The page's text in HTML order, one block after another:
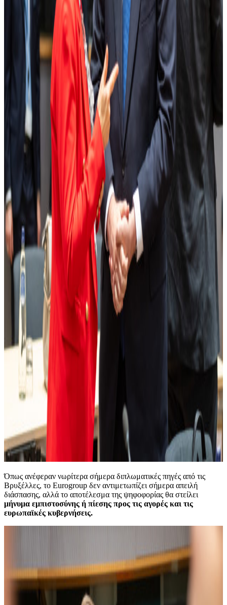
Όπως ανέφεραν νωρίτερα σήμερα διπλωματικές πηγές από τις
Βρυξέλλες, το Eurogroup δεν αντιμετωπίζει σήμερα απειλή
διάσπασης, αλλά το αποτέλεσμα της ψηφοφορίας θα στείλει
μήνυμα εμπιστοσύνης ή πίεσης προς τις αγορές και τις
ευρωπαϊκές κυβερνήσεις.